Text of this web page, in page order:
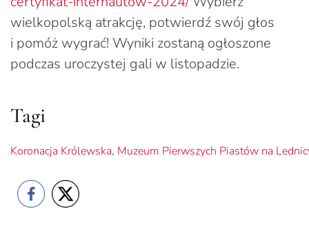
wielkopolską atrakcję, potwierdź swój głos
i pomóż wygrać! Wyniki zostaną ogłoszone
podczas uroczystej gali w listopadzie.
Tagi
Koronacja Królewska, Muzeum Pierwszych Piastów na